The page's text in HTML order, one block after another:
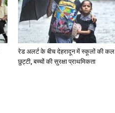
रेड अलर्ट के बीच देहरादून में स्कूलों की कल
छुट्टी, बच्चों की सुरक्षा प्राथमिकता